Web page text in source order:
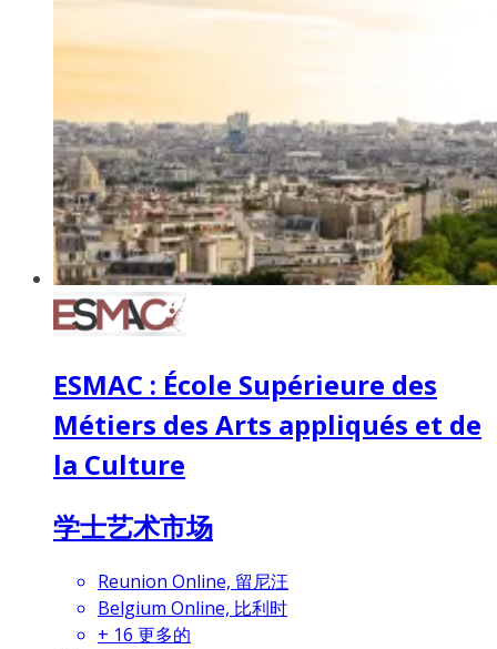
ESMAC : École Supérieure des
Métiers des Arts appliqués et de
la Culture
学士艺术市场
Reunion Online, 留尼汪
Belgium Online, 比利时
+ 16 更多的